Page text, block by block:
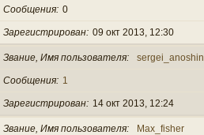
Сообщения 0
Зарегистрирован 09 окт 2013, 12:30
Звание, Имя пользователя sergei_anoshin
Сообщения 1
Зарегистрирован 14 окт 2013, 12:24
Звание, Имя пользователя Max_fisher